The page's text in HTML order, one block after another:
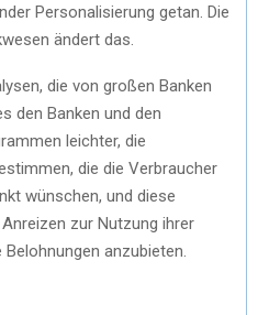
Personalisierung getan. Die
ändert das.
die von großen Banken
den Banken und den
leichter, die
die die Verbraucher
wünschen, und diese
zur Nutzung ihrer
anzubieten.